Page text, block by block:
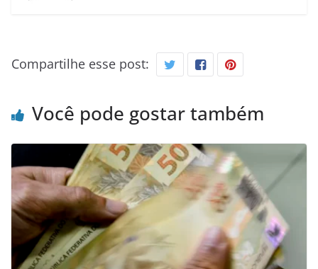
Compartilhe esse post:
Você pode gostar também